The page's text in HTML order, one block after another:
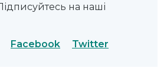
на наші
Facebook Twitter